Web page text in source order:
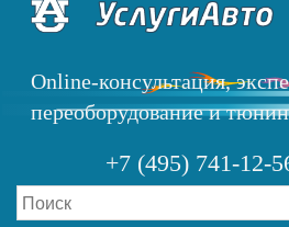
Перейти
содержанию
Online-консультация,
переоборудование и
+7 (495) 741-12-